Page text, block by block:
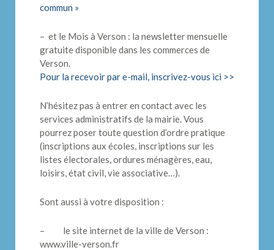
commun »
– et le Mois à Verson : la newsletter mensuelle
gratuite disponible dans les commerces de
Verson.
Pour la recevoir par e-mail, inscrivez-vous ici >>
N’hésitez pas à entrer en contact avec les
services administratifs de la mairie. Vous
pourrez poser toute question d’ordre pratique
(inscriptions aux écoles, inscriptions sur les
listes électorales, ordures ménagères, eau,
loisirs, état civil, vie associative…).
Sont aussi à votre disposition :
– le site internet de la ville de Verson :
www.ville-verson.fr